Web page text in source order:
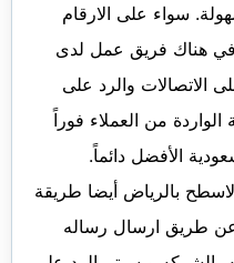
سواء على الارقام
في هناك فريق عمل لدى
والرد على
من العملاء فوراً
الأفضل دائماً.
بالرياض أيضا طريقة
طريق ارسال رساله